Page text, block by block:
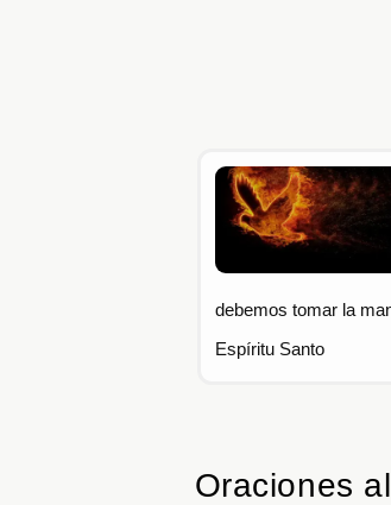
debemos tomar la
Espíritu Santo
Oraciones